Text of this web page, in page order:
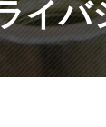
イバ